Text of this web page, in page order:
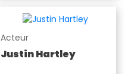
Acteur
Justin Hartley